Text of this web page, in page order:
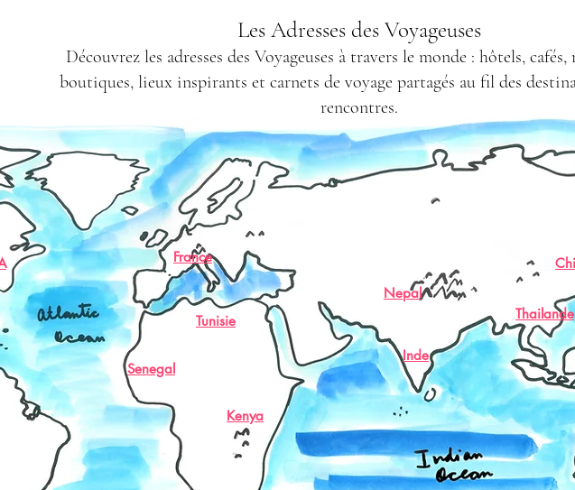
Les Adresses des Voyageuses
Découvrez les adresses des Voyageuses à travers le monde : hôtels, cafés,
boutiques, lieux inspirants et carnets de voyage partagés au fil des
rencontres.
Nepal
Senegal
Inde
Kenya
France
Thailande
Tunisie